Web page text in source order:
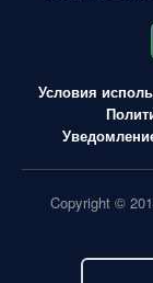
Условия
Copyright ©